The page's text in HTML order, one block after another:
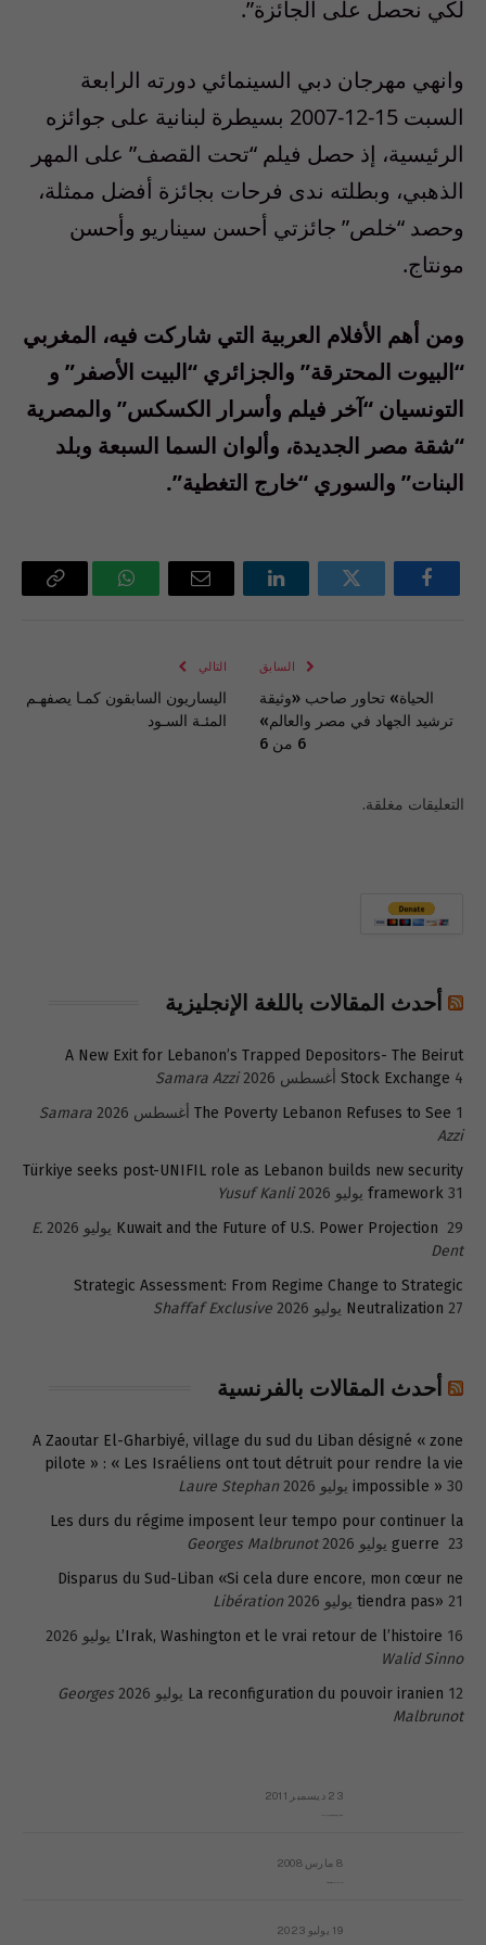
لكي نحصل على الجائزة”.
وانهي مهرجان دبي السينمائي دورته الرابعة
السبت 15-12-2007 بسيطرة لبنانية على جوائزه
الرئيسية، إذ حصل فيلم “تحت القصف” على المهر
الذهبي، وبطلته ندى فرحات بجائزة أفضل ممثلة،
وحصد “خلص” جائزتي أحسن سيناريو وأحسن
مونتاج.
ومن أهم الأفلام العربية التي شاركت فيه، المغربي
“البيوت المحترقة” والجزائري “البيت الأصفر” و
التونسيان “آخر فيلم وأسرار الكسكس” والمصرية
“شقة مصر الجديدة، وألوان السما السبعة وبلد
البنات” والسوري “خارج التغطية”.
فيسبوك تويتر لينكدإن
البريد
واتساب Copy
السابق
الحياة» تحاور صاحب «وثيقة
ترشيد الجهاد في مصر والعالم»
6 من 6
التالي
اليساريون السابقون كمـا يصفهـم
المئـة السـود
التعليقات مغلقة.
أحدث المقالات باللغة الإنجليزية
A New Exit for Lebanon’s Trapped Depositors- The Beirut
Stock Exchange 4 أغسطس 2026
Samara Azzi
The Poverty Lebanon Refuses to See 1 أغسطس 2026
Samara
Azzi
Türkiye seeks post-UNIFIL role as Lebanon builds new security
framework 31 يوليو 2026
Yusuf Kanli
Kuwait and the Future of U.S. Power Projection 29 يوليو 2026
E.
Dent
Strategic Assessment: From Regime Change to Strategic
Neutralization 27 يوليو 2026 Shaffaf Exclusive
أحدث المقالات بالفرنسية
A Zaoutar El-Gharbiyé, village du sud du Liban désigné « zone
pilote » : « Les Israéliens ont tout détruit pour rendre la vie
impossible » 30 يوليو 2026
Laure Stephan
Les durs du régime imposent leur tempo pour continuer la
guerre 23 يوليو 2026
Georges Malbrunot
Disparus du Sud-Liban «Si cela dure encore, mon cœur ne
tiendra pas» 21 يوليو 2026
Libération
L’Irak, Washington et le vrai retour de l’histoire 16 يوليو 2026
Walid Sinno
La reconfiguration du pouvoir iranien 12 يوليو 2026
Georges
Malbrunot
23 ديسمبر 2011
8 مارس 2008
19 يوليو 2023